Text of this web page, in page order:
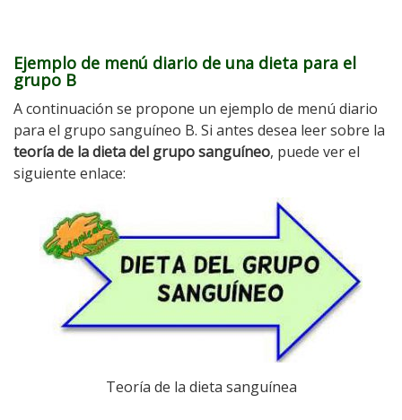
Ejemplo de menú diario de una dieta para el
grupo B
A continuación se propone un ejemplo de menú diario
para el grupo sanguíneo B. Si antes desea leer sobre la
teoría de la dieta del grupo sanguíneo, puede ver el
siguiente enlace:
Teoría de la dieta sanguínea